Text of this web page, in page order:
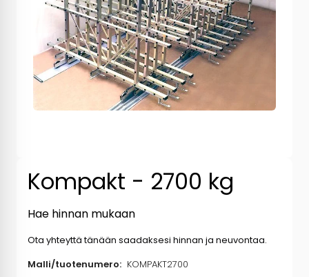
Kompakt - 2700 kg
Hae hinnan mukaan
Ota yhteyttä tänään saadaksesi hinnan ja neuvontaa.
Malli/tuotenumero: KOMPAKT2700